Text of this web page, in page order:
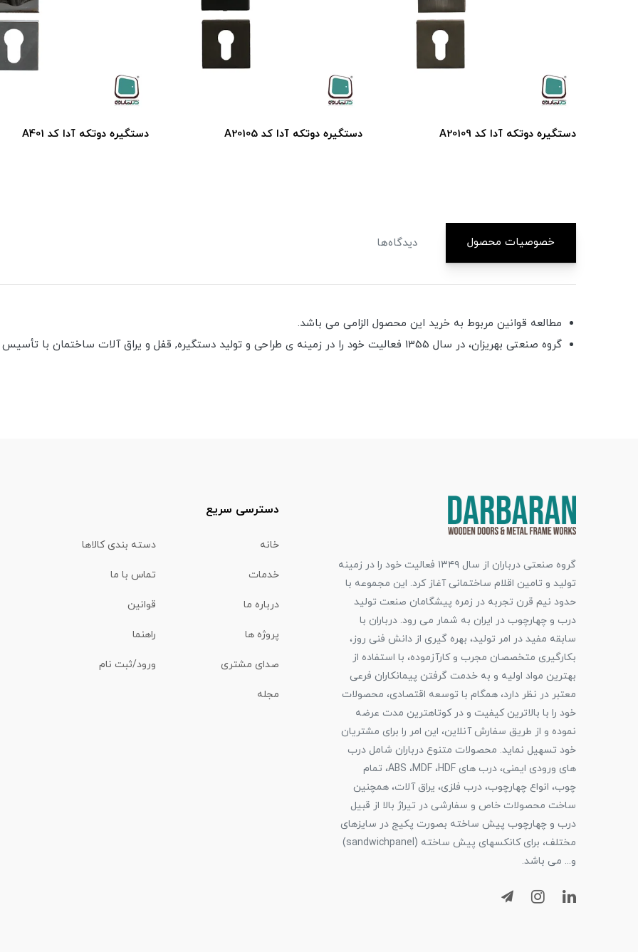
دستگيره دوتكه آدا كد A20109 دستگيره دوتكه آدا كد A20105 دستگيره دوتكه آدا كد A401
خصوصیات محصول دیدگاه‌ها
مطالعه قوانین مربوط به خرید این محصول الزامی می باشد.
گروه صنعتی بهریزان، در سال 1355 فعالیت خود را در زمینه ی طراحی و تولید دستگیره, قفل و یراق آلات ساختمان با تأسیس کارخانه ای در اصفهان آغاز نمود.
گروه صنعتی درباران از سال ۱۳۴۹ فعالیت خود را در زمینه
تولید و تامین اقلام ساختمانی آغاز کرد. این مجموعه با
حدود نیم قرن تجربه در زمره پیشگامان صنعت تولید
درب و چهارچوب در ایران به شمار می رود. درباران با
سابقه مفید در امر تولید، بهره گیری از دانش فنی روز،
بکارگیری متخصصان مجرب و کارآزموده، با استفاده از
بهترین مواد اولیه و به خدمت گرفتن پیمانکاران فرعی
معتبر در نظر دارد، همگام با توسعه اقتصادی، محصولات
خود را با بالاترین کیفیت و در کوتاهترین مدت عرضه
نموده و از طریق سفارش آنلاین، این امر را برای مشتریان
خود تسهیل نماید. محصولات متنوع درباران شامل درب
های ورودی ایمنی، درب های ABS ،MDF ،HDF، تمام
چوب، انواع چهارچوب، درب فلزی، یراق آلات، همچنین
ساخت محصولات خاص و سفارشی در تیراژ بالا از قبیل
درب و چهارچوب پیش ساخته بصورت پکیج در سایزهای
مختلف، برای کانکسهای پیش ساخته (sandwichpanel)
و... می باشد.
دسترسی سریع
خانه دسته بندی کالاها
خدمات تماس با ما
درباره ما قوانین
پروژه ها راهنما
صدای مشتری ورود/ثبت نام
مجله